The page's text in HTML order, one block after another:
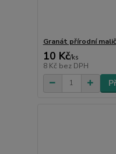
Granát přírodní
10 Kč/ks
8 Kč bez DPH